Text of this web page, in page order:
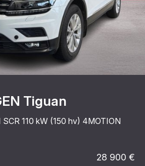
Tiguan
110 kW (150 hv) 4MOTION
28 900 €